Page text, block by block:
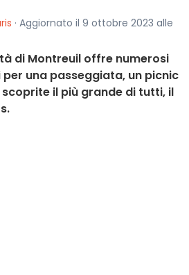
· Aggiornato il 9 ottobre 2023 alle
di Montreuil offre numerosi
una passeggiata, un picnic
il più grande di tutti, il